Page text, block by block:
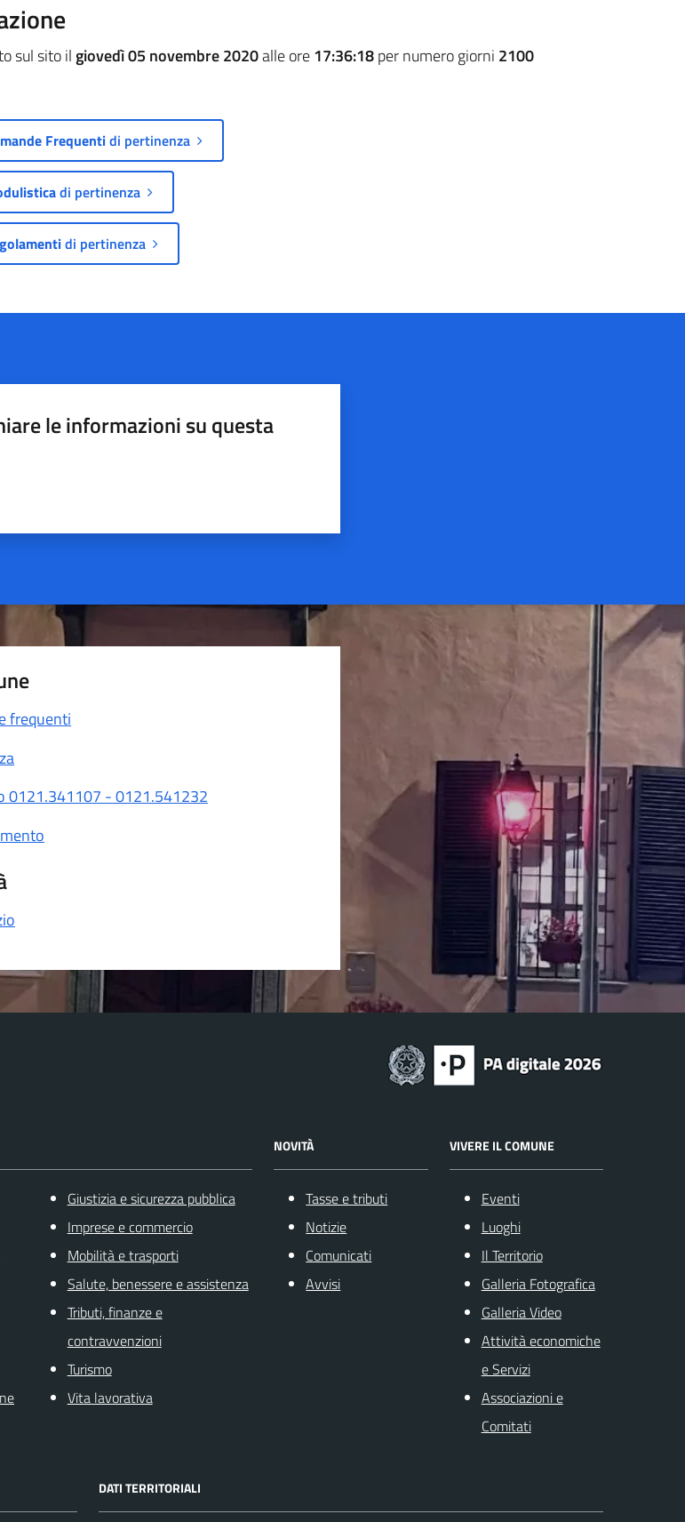
sul sito il giovedì 05 novembre 2020alle ore17:36:18per numero giorni 2100
Frequentidi pertinenza
di pertinenza
di pertinenza
le informazioni su questa
frequenti
0121.341107 - 0121.541232
Giustizia e sicurezza pubblica
Imprese e commercio
Mobilità e trasporti
Salute, benessere e assistenza
Tributi, finanze e
contravvenzioni
Turismo
Vita lavorativa
NOVITÀ
Tasse e tributi
Notizie
Comunicati
Avvisi
VIVERE IL COMUNE
Eventi
Luoghi
Il Territorio
Galleria Fotografica
Galleria Video
Attività economiche
e Servizi
Associazioni e
Comitati
DATI TERRITORIALI